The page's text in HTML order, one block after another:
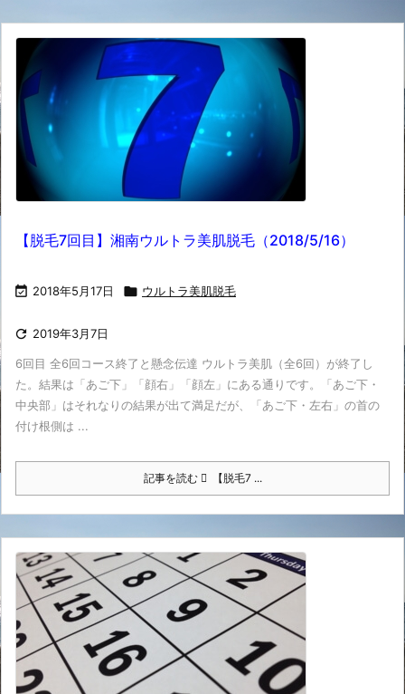
【脱毛7回目】湘南ウルトラ美肌脱毛（2018/5/16）
 2018年5月17日  ウルトラ美肌脱毛
 2019年3月7日
6回目 全6回コース終了と懸念伝達 ウルトラ美肌（全6回）が終了し
た。結果は「あご下」「顔右」「顔左」にある通りです。「あご下・
中央部」はそれなりの結果が出て満足だが、「あご下・左右」の首の
付け根側は ...
記事を読む 【脱毛7 ...